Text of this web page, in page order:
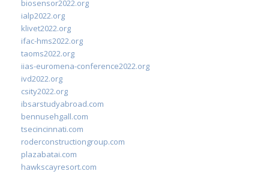
biosensor2022.org
ialp2022.org
klivet2022.org
ifac-hms2022.org
taoms2022.org
iias-euromena-conference2022.org
ivd2022.org
csity2022.org
ibsarstudyabroad.com
bennusehgall.com
tsecincinnati.com
roderconstructiongroup.com
plazabatai.com
hawkscayresort.com